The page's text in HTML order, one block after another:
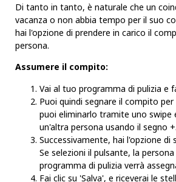
Di tanto in tanto, è naturale che un
vacanza o non abbia tempo per il suo
hai l'opzione di prendere in carico il
persona.
Assumere il compito:
Vai al tuo programma di pulizia e
Puoi quindi segnare il compito
puoi eliminarlo tramite uno swipe
un'altra persona usando il segno +.
Successivamente, hai l'opzione di
Se selezioni il pulsante, la
programma di pulizia verrà
Fai clic su 'Salva', e riceverai le